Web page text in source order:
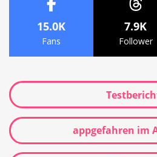
15.0K
Fans
7.9K
Follower
appgefahren im